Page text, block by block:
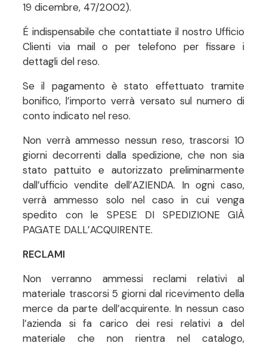
19 dicembre, 47/2002).
É indispensabile che contattiate il nostro Ufficio
Clienti via mail o per telefono per fissare i
dettagli del reso.
Se il pagamento è stato effettuato tramite
bonifico, l’importo verrà versato sul numero di
conto indicato nel reso.
Non verrà ammesso nessun reso, trascorsi 10
giorni decorrenti dalla spedizione, che non sia
stato pattuito e autorizzato preliminarmente
dall’ufficio vendite dell’AZIENDA. In ogni caso,
verrà ammesso solo nel caso in cui venga
spedito con le SPESE DI SPEDIZIONE GIÀ
PAGATE DALL’ACQUIRENTE.
RECLAMI
Non verranno ammessi reclami relativi al
materiale trascorsi 5 giorni dal ricevimento della
merce da parte dell’acquirente. In nessun caso
l’azienda si fa carico dei resi relativi a del
materiale che non rientra nel catalogo,